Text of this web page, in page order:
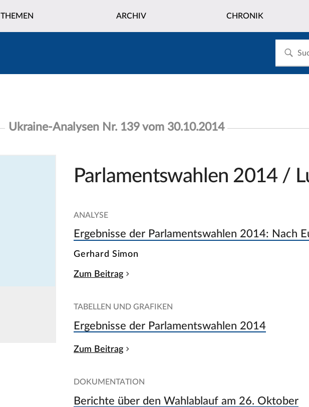
THEMEN ARCHIV CHRONIK
Ukraine-Analysen Nr. 139 vom 30.10.2014
Parlamentswahlen 2014 /
ANALYSE
Ergebnisse der Parlamentswahlen 2014: Nach
Gerhard Simon
Zum Beitrag
TABELLEN UND GRAFIKEN
Ergebnisse der Parlamentswahlen 2014
Zum Beitrag
DOKUMENTATION
Berichte über den Wahlablauf am 26. Oktober